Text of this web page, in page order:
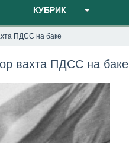
КУБРИК
ПДCC нa бaкe
вaxтa ПДCC нa бaкe